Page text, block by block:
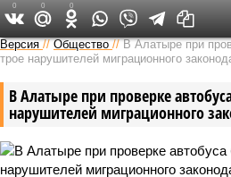
Версия в Чувашии
Версия //Общество //В Алатыре при
трое нарушителей миграционного
В Алатыре при проверке
нарушителей миграционного
0 0 0